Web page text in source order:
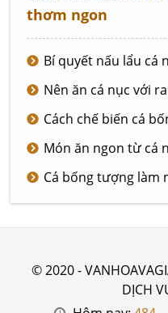
thơm ngon
Bí quyết nấu lẩu cá
Nên ăn cá nục với
Cách chế biến cá
Món ăn ngon từ cá
Cá bống tượng làm
© 2020 -
DỊCH